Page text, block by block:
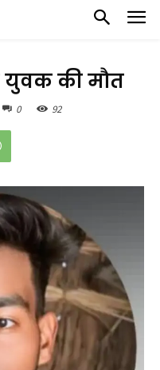
की मौत
0 92